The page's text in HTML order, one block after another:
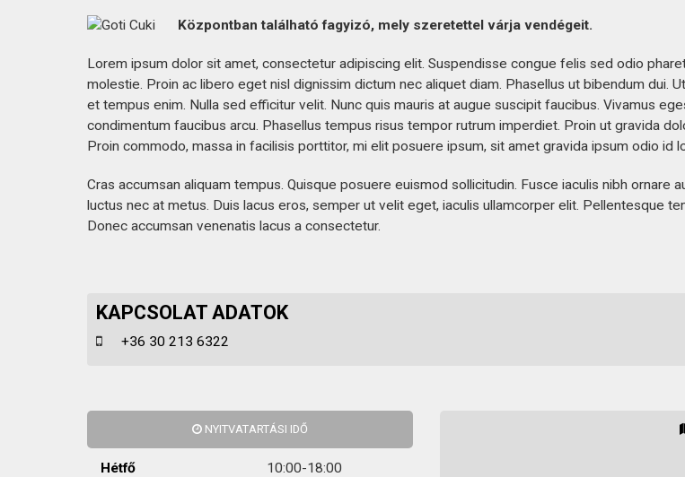
KAPCSOLATKözpontban található fagyizó, mely szeretettel várja vendégeit.
Lorem ipsum dolor sit amet, consectetur adipiscing elit. Suspendisse congue felis sed odio
molestie. Proin ac libero eget nisl dignissim dictum nec aliquet diam. Phasellus ut bibendum dui.
et tempus enim. Nulla sed efficitur velit. Nunc quis mauris at augue suscipit faucibus. Vivamus
condimentum faucibus arcu. Phasellus tempus risus tempor rutrum imperdiet. Proin ut gravida
Proin commodo, massa in facilisis porttitor, mi elit posuere ipsum, sit amet gravida ipsum odio id
Cras accumsan aliquam tempus. Quisque posuere euismod sollicitudin. Fusce iaculis nibh ornare
luctus nec at metus. Duis lacus eros, semper ut velit eget, iaculis ullamcorper elit. Pellentesque
Donec accumsan venenatis lacus a consectetur.
KAPCSOLAT ADATOK
+36 30 213 6322
NYITVATARTÁSI IDŐ
Hétfő
10:00-18:00